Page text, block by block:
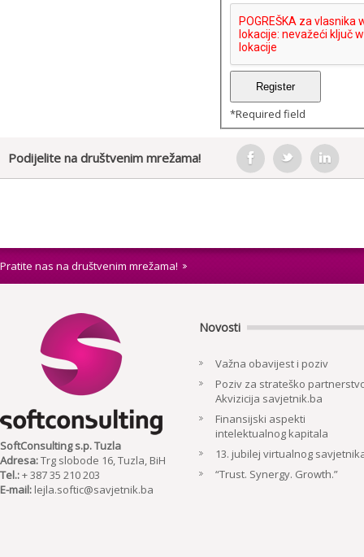
*Required field
Podijelite na društvenim mrežama!
Pratite nas na društvenim mrežama!
SoftConsulting s.p. Tuzla
Adresa:Trg slobode 16, Tuzla, BiH
Tel.:+ 387 35 210 203
E-mail: lejla.softic@savjetnik.ba
Novosti
Važna obavijest i poziv
Poziv za strateško
Akvizicija savjetnik.ba
Finansijski aspekti
intelektualnog kapitala
13. jubilej virtualnog
“Trust. Synergy. Growth.”